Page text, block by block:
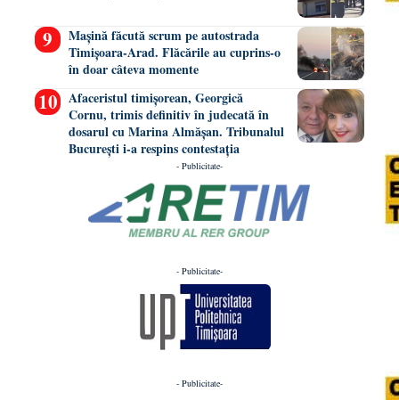
Mașină făcută scrum pe autostrada
Timișoara-Arad. Flăcările au cuprins-o
în doar câteva momente
Afaceristul timișorean, Georgică
Cornu, trimis definitiv în judecată în
dosarul cu Marina Almășan. Tribunalul
București i-a respins contestația
- Publicitate-
- Publicitate-
- Publicitate-